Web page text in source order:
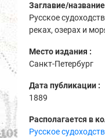
Заглавие/
Русское
реках, озерах и
Место издания :
Санкт-Петербург
Дата публикации :
1889
Располагается в
Русское